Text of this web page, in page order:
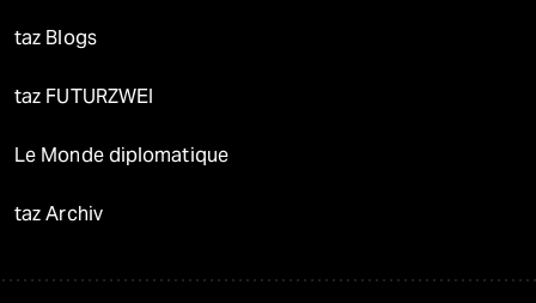
taz Blogs
taz FUTURZWEI
Le Monde diplomatique
taz Archiv